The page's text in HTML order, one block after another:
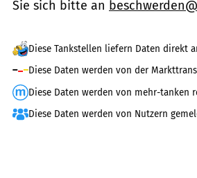
Sie sich bitte an
Diese Tankstellen liefern Daten direkt
Diese Daten werden von der
Diese Daten werden von mehr-tanken
Diese Daten werden von Nutzern